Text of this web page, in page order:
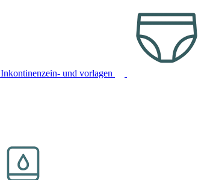
Inkontinenzein- und vorlagen